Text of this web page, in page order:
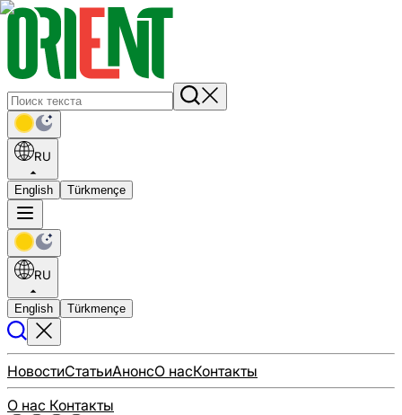
RU
English Türkmençe
RU
English Türkmençe
НовостиСтатьиАнонсО насКонтакты
О нас Контакты